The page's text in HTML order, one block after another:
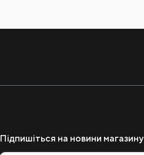
Підпишіться на новини магазину